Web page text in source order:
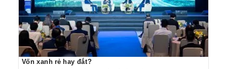
Vốn xanh rẻ hay đắt?